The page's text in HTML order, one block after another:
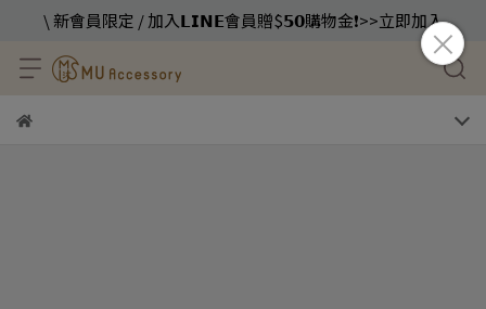
\ 新會員限定 / 加入𝗟𝗜𝗡𝗘會員贈$𝟱𝟬購物金❗️>>立即加入